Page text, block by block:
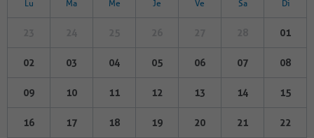
Lu Ma Me Je Ve Sa Di
01
02 03 04 05 06 07 08
09 10 11 12 13 14 15
16 17 18 19 20 21 22